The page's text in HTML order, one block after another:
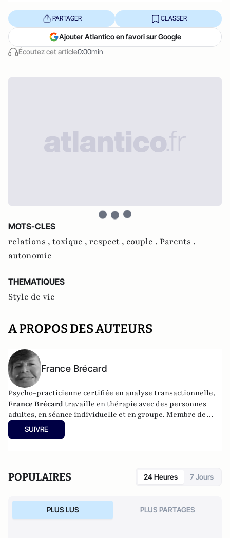
Écoutez cet article0:00min
PARTAGER CLASSER
Ajouter Atlantico en favori sur Google
MOTS-CLES
relations , toxique , respect , couple , Parents ,
autonomie
THEMATIQUES
Style de vie
A PROPOS DES AUTEURS
France Brécard
Psycho-practicienne certifiée en analyse transactionnelle,
France Brécardtravaille en thérapie avec des personnes
adultes, en séance individuelle et en groupe. Membre de
l’École d'Analyse Transactionnelle de Paris Île-de-France,
elle est également l'auteure du livre
SUIVRE
POPULAIRES 24 Heures 7 Jours
PLUS LUS PLUS PARTAGES